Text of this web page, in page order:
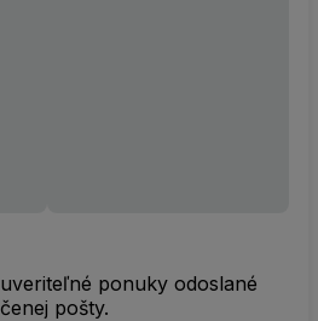
ponuky odoslané
pošty.